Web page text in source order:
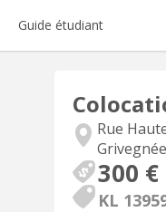
Guide étudiant
Rue
Grivegnée
300 €
KL